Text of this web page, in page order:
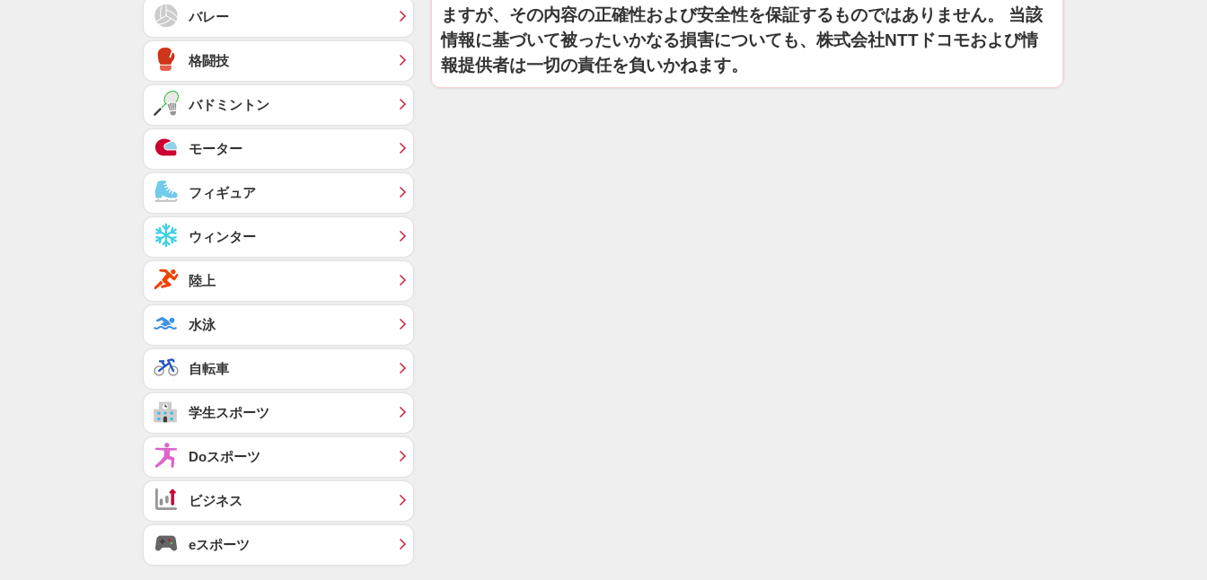
ますが、その内容の正確性および安全性を保証するものではありません。 当該
情報に基づいて被ったいかなる損害についても、株式会社NTTドコモおよび情
報提供者は一切の責任を負いかねます。
バレー
格闘技
バドミントン
モーター
フィギュア
ウィンター
陸上
水泳
自転車
学生スポーツ
Doスポーツ
ビジネス
eスポーツ